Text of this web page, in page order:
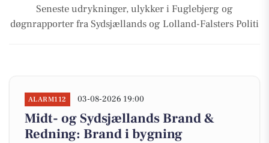
Seneste udrykninger, ulykker i Fuglebjerg og
døgnrapporter fra Sydsjællands og Lolland-Falsters Politi
ALARM112 03-08-2026 19:00
Midt- og Sydsjællands Brand &
Redning: Brand i bygning